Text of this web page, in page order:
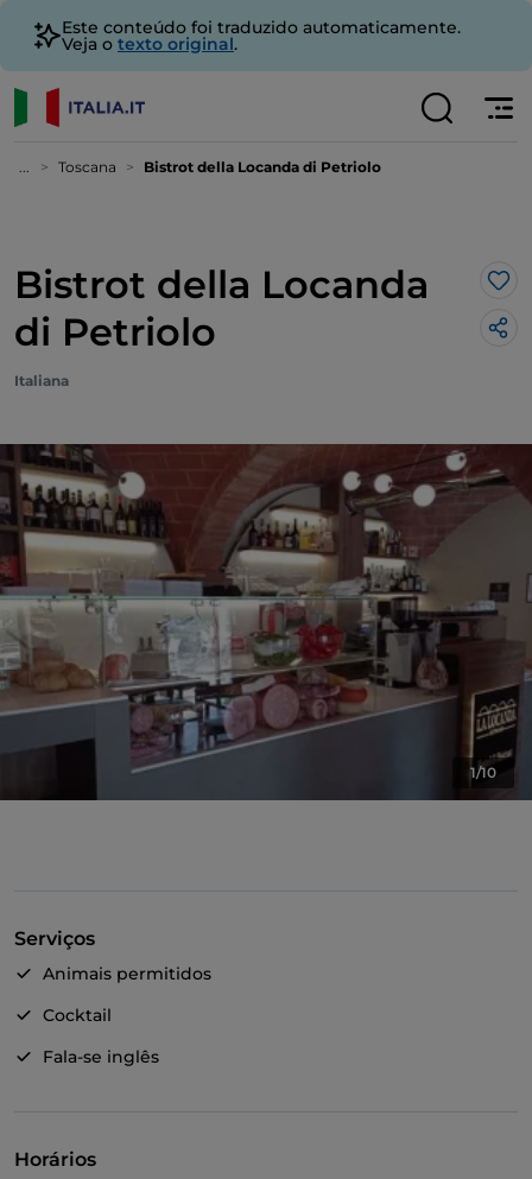
Este conteúdo foi traduzido automaticamente.
Veja o texto original.
... Toscana Bistrot della Locanda di Petriolo
Bistrot della Locanda
di Petriolo
Italiana
1/10
Serviços
Animais permitidos
Cocktail
Fala-se inglês
Horários